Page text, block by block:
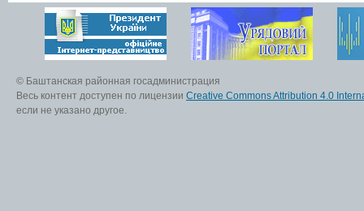
© Баштанская районная госадминистрация
Весь контент доступен по лицензии Creative Commons Attribution 4.0
если не указано другое.